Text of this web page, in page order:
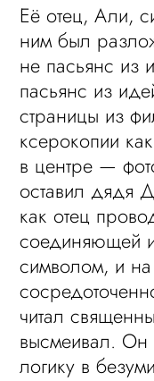
Её отец, Али,
ним был
не пасьянс из
пасьянс из
страницы из
ксерокопии
в центре —
оставил дядя
как отец
соединяющей
символом, и
читал
высмеивал.
логику в